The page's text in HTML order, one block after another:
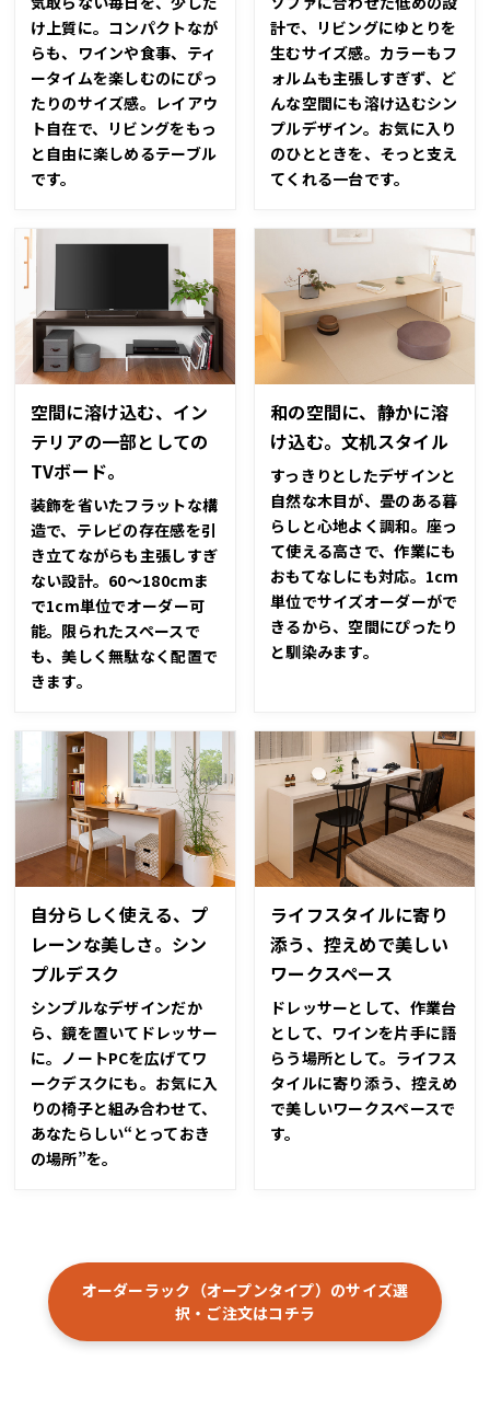
け上質に。コンパクトなが
らも、ワインや食事、ティ
ータイムを楽しむのにぴっ
たりのサイズ感。レイアウ
ト自在で、リビングをもっ
と自由に楽しめるテーブル
です。
計で、リビングにゆとりを
生むサイズ感。カラーもフ
ォルムも主張しすぎず、ど
んな空間にも溶け込むシン
プルデザイン。お気に入り
のひとときを、そっと支え
てくれる一台です。
空間に溶け込む、イン
テリアの一部としての
TVボード。
装飾を省いたフラットな構
造で、テレビの存在感を引
き立てながらも主張しすぎ
ない設計。60～180cmま
で1cm単位でオーダー可
能。限られたスペースで
も、美しく無駄なく配置で
きます。
和の空間に、静かに溶
け込む。文机スタイル
すっきりとしたデザインと
自然な木目が、畳のある暮
らしと心地よく調和。座っ
て使える高さで、作業にも
おもてなしにも対応。1cm
単位でサイズオーダーがで
きるから、空間にぴったり
と馴染みます。
自分らしく使える、プ
レーンな美しさ。シン
プルデスク
シンプルなデザインだか
ら、鏡を置いてドレッサー
に。ノートPCを広げてワ
ークデスクにも。お気に入
りの椅子と組み合わせて、
あなたらしい“とっておき
の場所”を。
ライフスタイルに寄り
添う、控えめで美しい
ワークスペース
ドレッサーとして、作業台
として、ワインを片手に語
らう場所として――。ライフス
タイルに寄り添う、控えめ
で美しいワークスペースで
す。
オーダーラック（オープンタイプ）のサイズ選
択・ご注文はコチラ